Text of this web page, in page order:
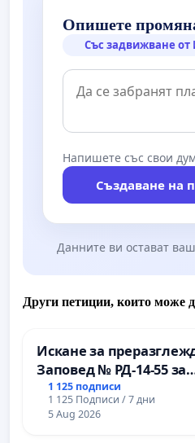
Опишете
Със задвижване
Напишете със свои
Създаване на
Данните ви остават
Други петиции, които може
Искане за
Заповед № РД-14-55 за
вливането на
Професионалната
промишлени
1 125 подписи
1 125 Подписи / 7 дни
5 Aug 2026